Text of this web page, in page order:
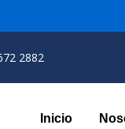
2882
Inicio